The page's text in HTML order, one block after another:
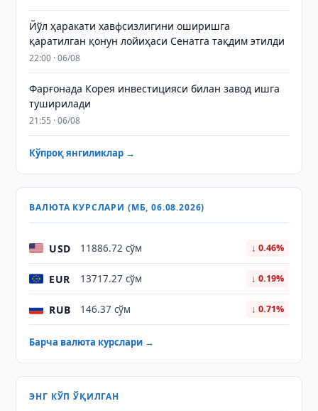
Йўл ҳаракати хавфсизлигини оширишга
қаратилган қонун лойиҳаси Сенатга тақдим этилди
22:00 · 06/08
Фарғонада Корея инвестицияси билан завод ишга
туширилади
21:55 · 06/08
Кўпроқ янгиликлар →
ВАЛЮТА КУРСЛАРИ (МБ, 06.08.2026)
USD 11886.72 сўм ↓ 0.46%
EUR 13717.27 сўм ↓ 0.19%
RUB 146.37 сўм ↓ 0.71%
Барча валюта курслари →
ЭНГ КЎП ЎҚИЛГАН